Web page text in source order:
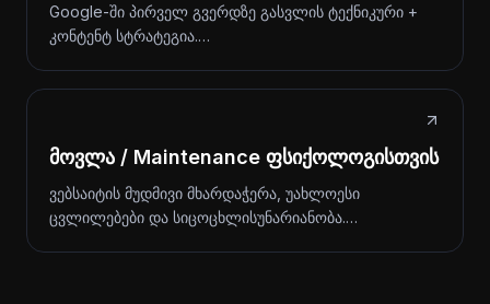
Google-ში პირველ გვერდზე გასვლის ტექნიკური +
კონტენტ სტრატეგია.…
მოვლა / Maintenance ფსიქოლოგისთვის
ვებსაიტის მუდმივი მხარდაჭერა, უახლოესი
ცვლილებები და სიცოცხლისუნარიანობა.…